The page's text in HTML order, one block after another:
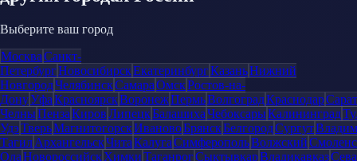
Выберите ваш город
МоскваСанкт-
ПетербургНовосибирскЕкатеринбургКазаньНижний
НовгородЧелябинскСамараОмскРостов-на-
ДонуУфаКрасноярскВоронежПермьВолгоградКраснодар
ЧелныПензаКировЛипецкБалашихаЧебоксарыКалининград
УдэТверьМагнитогорскИвановоБрянскБелгородСургут
ТагилАрхангельскЧитаКалугаСимферопольВолжский
ОлаНовороссийскХимкиТаганрогСыктывкарВладикавказ